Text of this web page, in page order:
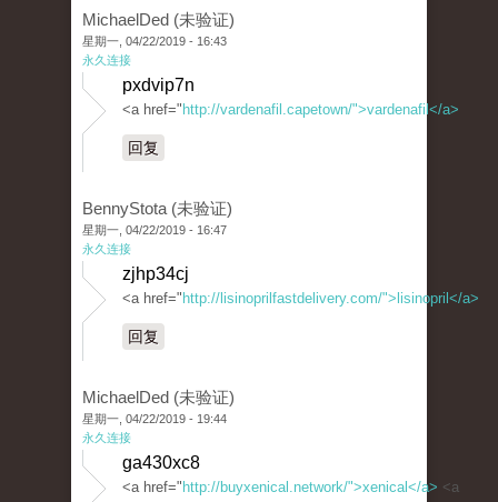
MichaelDed (未验证)
星期一, 04/22/2019 - 16:43
永久连接
pxdvip7n
<a href=" http://vardenafil.capetown/">vardenafil</a>
回复
BennyStota (未验证)
星期一, 04/22/2019 - 16:47
永久连接
zjhp34cj
<a href=" http://lisinoprilfastdelivery.com/">lisinopril</a>
回复
MichaelDed (未验证)
星期一, 04/22/2019 - 19:44
永久连接
ga430xc8
<a href=" http://buyxenical.network/">xenical</a> <a